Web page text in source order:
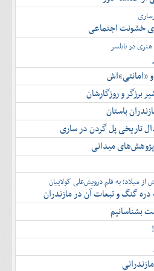
خشونت اجتماعی
در بابلسر
«امانتی»اش
برزگر و روزگارشان
باستان
تاریخی پل گردن در ساری
پژوهش‌های میدانی
میلاد؛ به قلم درویش‌علی کولاییان
گنگ و تبعات آن در مازندران
بشناسانیم